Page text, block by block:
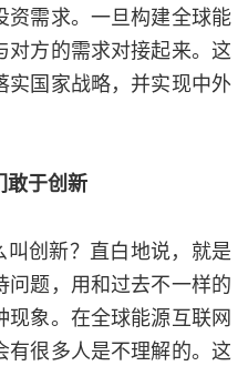
需求。一旦构建全球能
方的需求对接起来。这
实国家战略，并实现中外
敢于创新
创新？直白地说，就是
题，用和过去不一样的
象。在全球能源互联网
很多人是不理解的。这